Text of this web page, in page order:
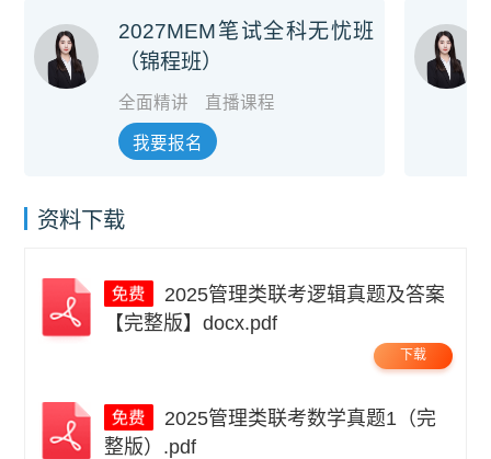
2027MEM笔试全科无忧班
（锦程班）
全面精讲 直播课程
我要报名
资料下载
【完整版】docx.pdf
下载
整版）.pdf